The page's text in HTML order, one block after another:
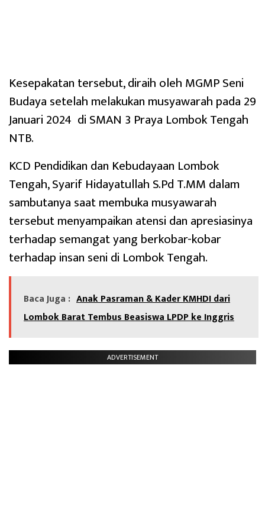
Kesepakatan tersebut, diraih oleh MGMP Seni
Budaya setelah melakukan musyawarah pada 29
Januari 2024 di SMAN 3 Praya Lombok Tengah
NTB.
KCD Pendidikan dan Kebudayaan Lombok
Tengah, Syarif Hidayatullah S.Pd T.MM dalam
sambutanya saat membuka musyawarah
tersebut menyampaikan atensi dan apresiasinya
terhadap semangat yang berkobar-kobar
terhadap insan seni di Lombok Tengah.
Baca Juga : Anak Pasraman & Kader KMHDI dari
Lombok Barat Tembus Beasiswa LPDP ke Inggris
ADVERTISEMENT